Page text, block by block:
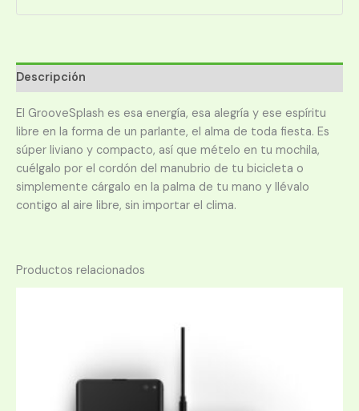
Descripción
El GrooveSplash es esa energía, esa alegría y ese espíritu
libre en la forma de un parlante, el alma de toda fiesta. Es
súper liviano y compacto, así que mételo en tu mochila,
cuélgalo por el cordón del manubrio de tu bicicleta o
simplemente cárgalo en la palma de tu mano y llévalo
contigo al aire libre, sin importar el clima.
Productos relacionados